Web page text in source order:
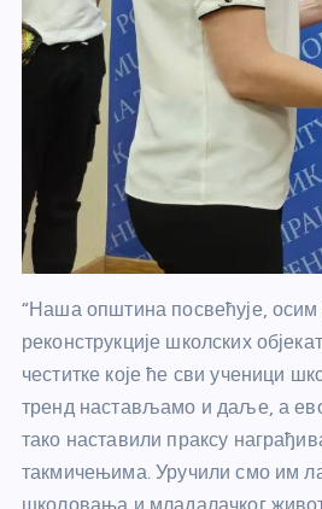
“Наша општина посвећује,
реконструкције школских
честитке које ће сви ученици
тренд настављамо и даље, а
тако наставили праксу
такмичењима. Уручили смо им
школовања и младалачког